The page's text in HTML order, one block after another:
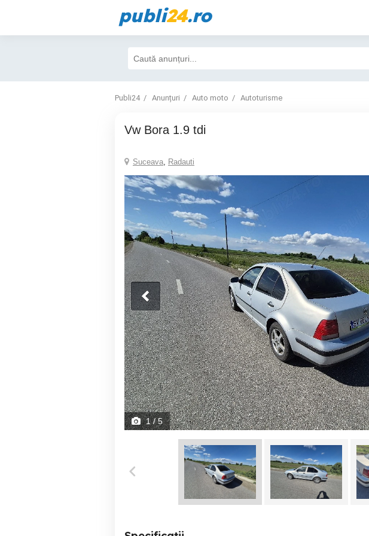
publi24.ro
Publi24 Anunțuri Auto moto Autoturisme
Vw Bora 1.9 tdi
Suceava, Radauti
1/ 5